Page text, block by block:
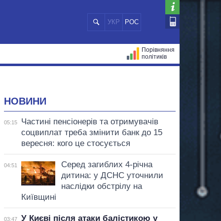
УКР РОС
Порівняння
політиків
НОВИНИ
05:15
Частині пенсіонерів та отримувачів
соцвиплат треба змінити банк до 15
вересня: кого це стосується
04:51
Серед загиблих 4-річна
дитина: у ДСНС уточнили
наслідки обстрілу на
Київщині
03:47
У Києві після атаки балістикою у